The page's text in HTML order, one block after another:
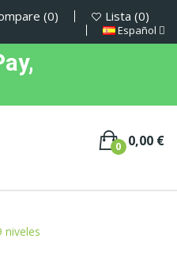
0 Lista 0
Español
0,00 €
0
niveles